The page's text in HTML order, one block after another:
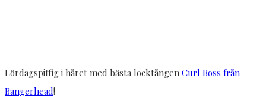
Lördagspiffig i håret med bästa locktången Curl Boss från
Bangerhead!